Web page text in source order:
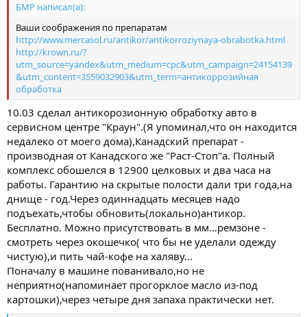
БМР написал(а):
Ваши соображения по препаратам
http://www.mercasol.ru/antikor/antikorroziynaya-obrabotka.html
http://krown.ru/?
utm_source=yandex&utm_medium=cpc&utm_campaign=24154139
&utm_content=3559032903&utm_term=антикоррозийная
обработка
10.03 сделал антикорозионную обработку авто в
сервисном центре "Краун".(Я упоминал,что он находится
недалеко от моего дома),Канадский препарат -
производная от Канадского же "Раст-Стоп"а. Полный
комплекс обошелся в 12900 целковых и два часа на
работы. Гарантию на скрытые полости дали три года,на
днище - год.Через одиннадцать месяцев надо
подъехать,чтобы обновить(локально)антикор.
Бесплатно. Можно присутствовать в мм...ремзоне -
смотреть через окошечко( что бы не уделали одежду
чистую),и пить чай-кофе на халяву...
Поначалу в машине пованивало,но не
неприятно(напоминает прогорклое масло из-под
картошки),через четыре дня запаха практически нет.